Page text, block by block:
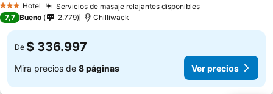
3 Estrellas
Hotel Servicios de masaje relajantes disponibles
7,7 Bueno 2.779 Chilliwack
De $ 336.997
Mira precios de 8 páginas Ver precios